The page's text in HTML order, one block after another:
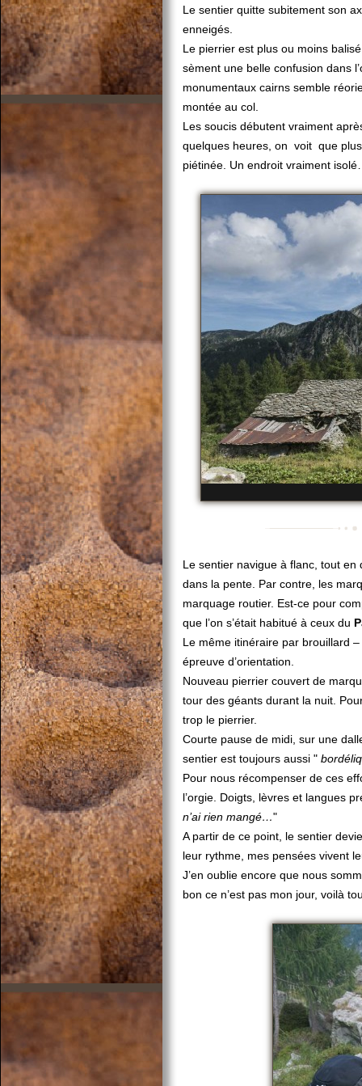
Le sentier quitte subitement son
enneigés.
Le pierrier est plus ou moins
sèment une belle confusion dans
monumentaux cairns semble
montée au col.
Les soucis débutent vraiment
quelques heures, on voit que
piétinée. Un endroit vraiment
Le sentier navigue à flanc, tout
dans la pente. Par contre, les
marquage routier. Est-ce pour
que l’on s’était habitué à ceux du
Le même itinéraire par brouillard
épreuve d’orientation.
Nouveau pierrier couvert de
tour des géants durant la nuit.
trop le pierrier.
Courte pause de midi, sur une
sentier est toujours aussi "
Pour nous récompenser de ces
l’orgie. Doigts, lèvres et langues
n’ai rien mangé…"
A partir de ce point, le sentier
leur rythme, mes pensées vivent
J’en oublie encore que nous
bon ce n’est pas mon jour, voilà